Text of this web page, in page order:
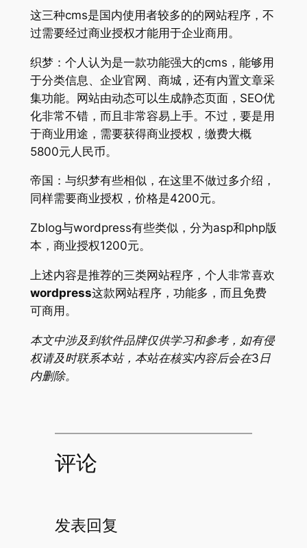
这三种cms是国内使用者较多的的网站程序，不
过需要经过商业授权才能用于企业商用。
织梦：个人认为是一款功能强大的cms，能够用
于分类信息、企业官网、商城，还有内置文章采
集功能。网站由动态可以生成静态页面，SEO优
化非常不错，而且非常容易上手。不过，要是用
于商业用途，需要获得商业授权，缴费大概
5800元人民币。
帝国：与织梦有些相似，在这里不做过多介绍，
同样需要商业授权，价格是4200元。
Zblog与wordpress有些类似，分为asp和php版
本，商业授权1200元。
上述内容是推荐的三类网站程序，个人非常喜欢
wordpress这款网站程序，功能多，而且免费
可商用。
本文中涉及到软件品牌仅供学习和参考，如有侵
权请及时联系本站，本站在核实内容后会在3日
内删除。
评论
发表回复